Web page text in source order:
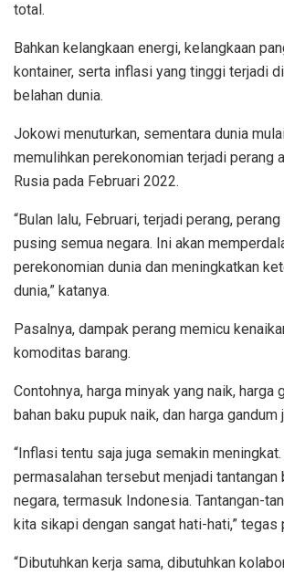
total.
Bahkan kelangkaan energi, kelangkaan
kontainer, serta inflasi yang tinggi terjadi
belahan dunia.
Jokowi menuturkan, sementara dunia
memulihkan perekonomian terjadi perang
Rusia pada Februari 2022.
“Bulan lalu, Februari, terjadi perang,
pusing semua negara. Ini akan
perekonomian dunia dan meningkatkan
dunia,” katanya.
Pasalnya, dampak perang memicu
komoditas barang.
Contohnya, harga minyak yang naik, harga
bahan baku pupuk naik, dan harga gandum
“Inflasi tentu saja juga semakin
permasalahan tersebut menjadi tantangan
negara, termasuk Indonesia. Tantangan-
kita sikapi dengan sangat hati-hati,” tegas
“Dibutuhkan kerja sama, dibutuhkan